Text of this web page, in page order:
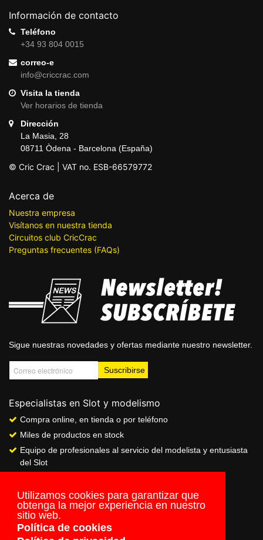
Utilizamos cookies para garantizar que
obtenga la mejor experiencia en nuestro
sitio web.
Política de cookies
Información de contacto
Teléfono
+34 93 804 0015
correo-e
info@criccrac.com
Visita la tienda
Ver horarios de tienda
Dirección
La Masia, 28
08711 Òdena - Barcelona (España)
© Cric Crac | VAT no. ESB-66579772
Acerca de
Nuestra empresa
Visítanos en nuestra tienda
Circuitos club CricCrac
Preguntas frecuentes (FAQs)
Sigue nuestras novedades y ofertas mediante nuestro newsletter.
Especialistas en Slot y modelismo
Compra online, en tienda o por teléfono
Miles de productos en stock
Equipo de profesionales al servicio del modelista y entusiasta
del Slot
Servicio de pago seguro online
Envios a todo el mundo